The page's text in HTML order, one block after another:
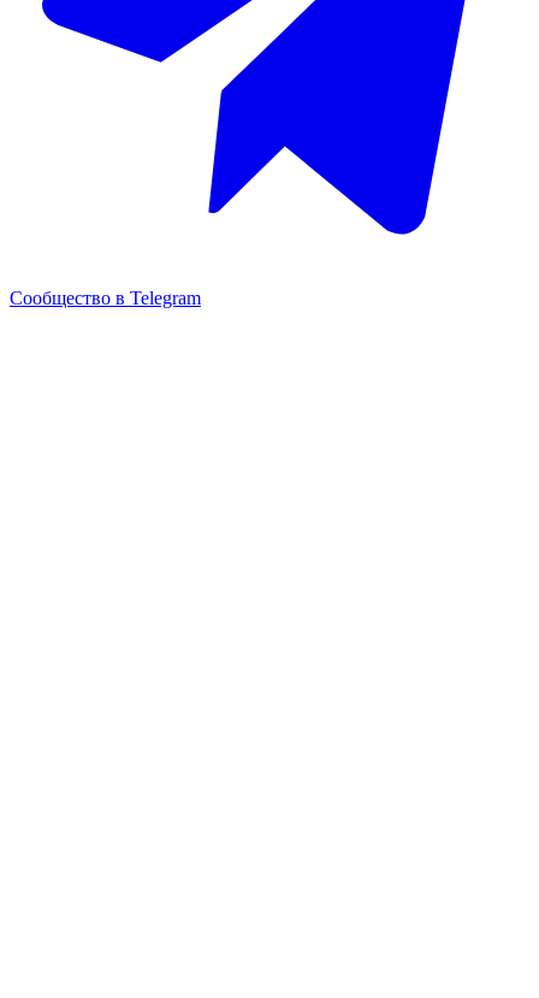
Сообщество в Telegram